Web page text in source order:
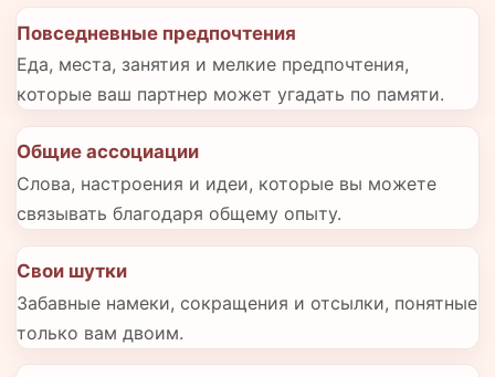
Повседневные предпочтения
Еда, места, занятия и мелкие предпочтения,
которые ваш партнер может угадать по памяти.
Общие ассоциации
Слова, настроения и идеи, которые вы можете
связывать благодаря общему опыту.
Свои шутки
Забавные намеки, сокращения и отсылки, понятные
только вам двоим.